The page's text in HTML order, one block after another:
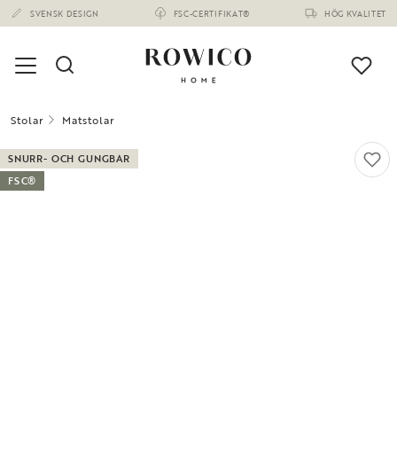
SVENSK DESIGN FSC-CERTIFIKAT® HÖG KVALITET
Stolar Matstolar
SNURR- OCH GUNGBAR
FSC®